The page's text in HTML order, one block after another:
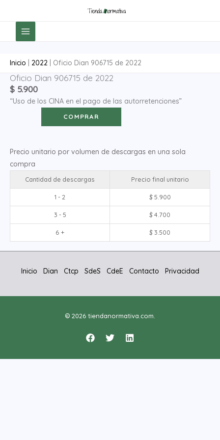
contenido
Inicio 2022 Oficio Dian 906715 de 2022
Oficio Dian 906715 de 2022
$ 5.900
“Uso de los CINA en el pago de las autorretenciones”
Oficio
Dian
906715
COMPRAR
Precio unitario por volumen de descargas en una sola
compra
Cantidad de descargas Precio final unitario
1 - 2 $5.900
3 - 5 $4.700
6 + $3.500
Inicio Dian Ctcp SdeS CdeE Contacto Privacidad
© 2026 tiendanormativa.com.